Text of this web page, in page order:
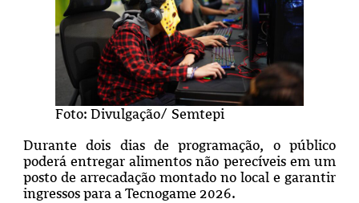
Foto: Divulgação/ Semtepi
Durante dois dias de programação, o público
poderá entregar alimentos não perecíveis em um
posto de arrecadação montado no local e garantir
ingressos para a Tecnogame 2026.